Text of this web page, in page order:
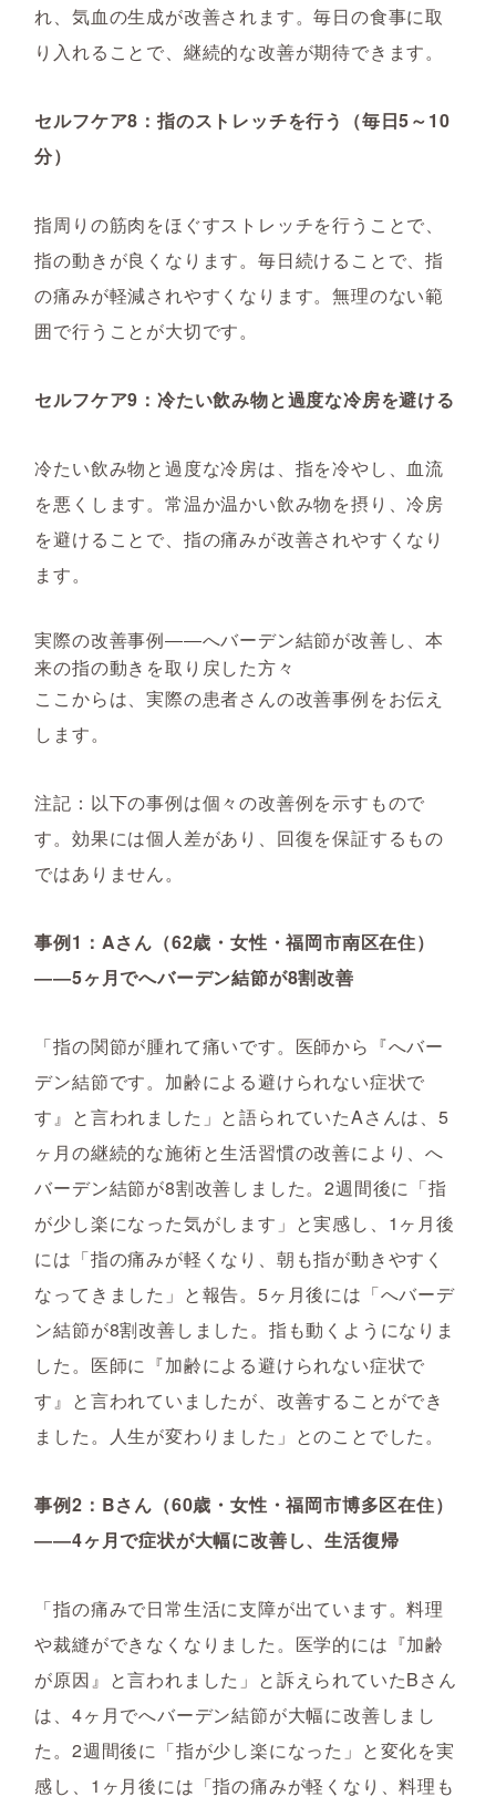
れ、気血の生成が改善されます。毎日の食事に取
り入れることで、継続的な改善が期待できます。
セルフケア8：指のストレッチを行う（毎日5～10
分）
指周りの筋肉をほぐすストレッチを行うことで、
指の動きが良くなります。毎日続けることで、指
の痛みが軽減されやすくなります。無理のない範
囲で行うことが大切です。
セルフケア9：冷たい飲み物と過度な冷房を避ける
冷たい飲み物と過度な冷房は、指を冷やし、血流
を悪くします。常温か温かい飲み物を摂り、冷房
を避けることで、指の痛みが改善されやすくなり
ます。
実際の改善事例――へバーデン結節が改善し、本
来の指の動きを取り戻した方々
ここからは、実際の患者さんの改善事例をお伝え
します。
注記：以下の事例は個々の改善例を示すもので
す。効果には個人差があり、回復を保証するもの
ではありません。
事例1：Aさん（62歳・女性・福岡市南区在住）
――5ヶ月でへバーデン結節が8割改善
「指の関節が腫れて痛いです。医師から『へバー
デン結節です。加齢による避けられない症状で
す』と言われました」と語られていたAさんは、5
ヶ月の継続的な施術と生活習慣の改善により、へ
バーデン結節が8割改善しました。2週間後に「指
が少し楽になった気がします」と実感し、1ヶ月後
には「指の痛みが軽くなり、朝も指が動きやすく
なってきました」と報告。5ヶ月後には「へバーデ
ン結節が8割改善しました。指も動くようになりま
した。医師に『加齢による避けられない症状で
す』と言われていましたが、改善することができ
ました。人生が変わりました」とのことでした。
事例2：Bさん（60歳・女性・福岡市博多区在住）
――4ヶ月で症状が大幅に改善し、生活復帰
「指の痛みで日常生活に支障が出ています。料理
や裁縫ができなくなりました。医学的には『加齢
が原因』と言われました」と訴えられていたBさん
は、4ヶ月でへバーデン結節が大幅に改善しまし
た。2週間後に「指が少し楽になった」と変化を実
感し、1ヶ月後には「指の痛みが軽くなり、料理も